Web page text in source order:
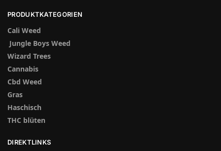
PRODUKTKATEGORIEN
Cali Weed
Jungle Boys Weed
Wizard Trees
Cannabis
Cbd Weed
Gras
Haschisch
THC blüten
DIREKTLINKS